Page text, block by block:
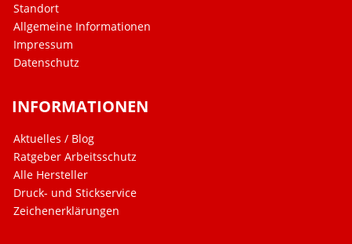
Standort
Allgemeine Informationen
Impressum
Datenschutz
INFORMATIONEN
Aktuelles / Blog
Ratgeber Arbeitsschutz
Alle Hersteller
Druck- und Stickservice
Zeichenerklärungen